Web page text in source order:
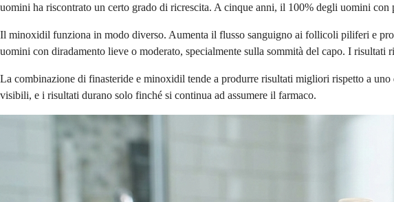
uomini ha riscontrato un certo grado di ricrescita. A cinque anni, il 100% degli uomini
Il minoxidil funziona in modo diverso. Aumenta il flusso sanguigno ai follicoli piliferi e
uomini con diradamento lieve o moderato, specialmente sulla sommità del capo. I risultati
La combinazione di finasteride e minoxidil tende a produrre risultati migliori rispetto a
visibili, e i risultati durano solo finché si continua ad assumere il farmaco.